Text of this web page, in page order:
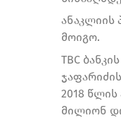
ანაკლიის
მოიგო.
TBC
2018
მილიონ